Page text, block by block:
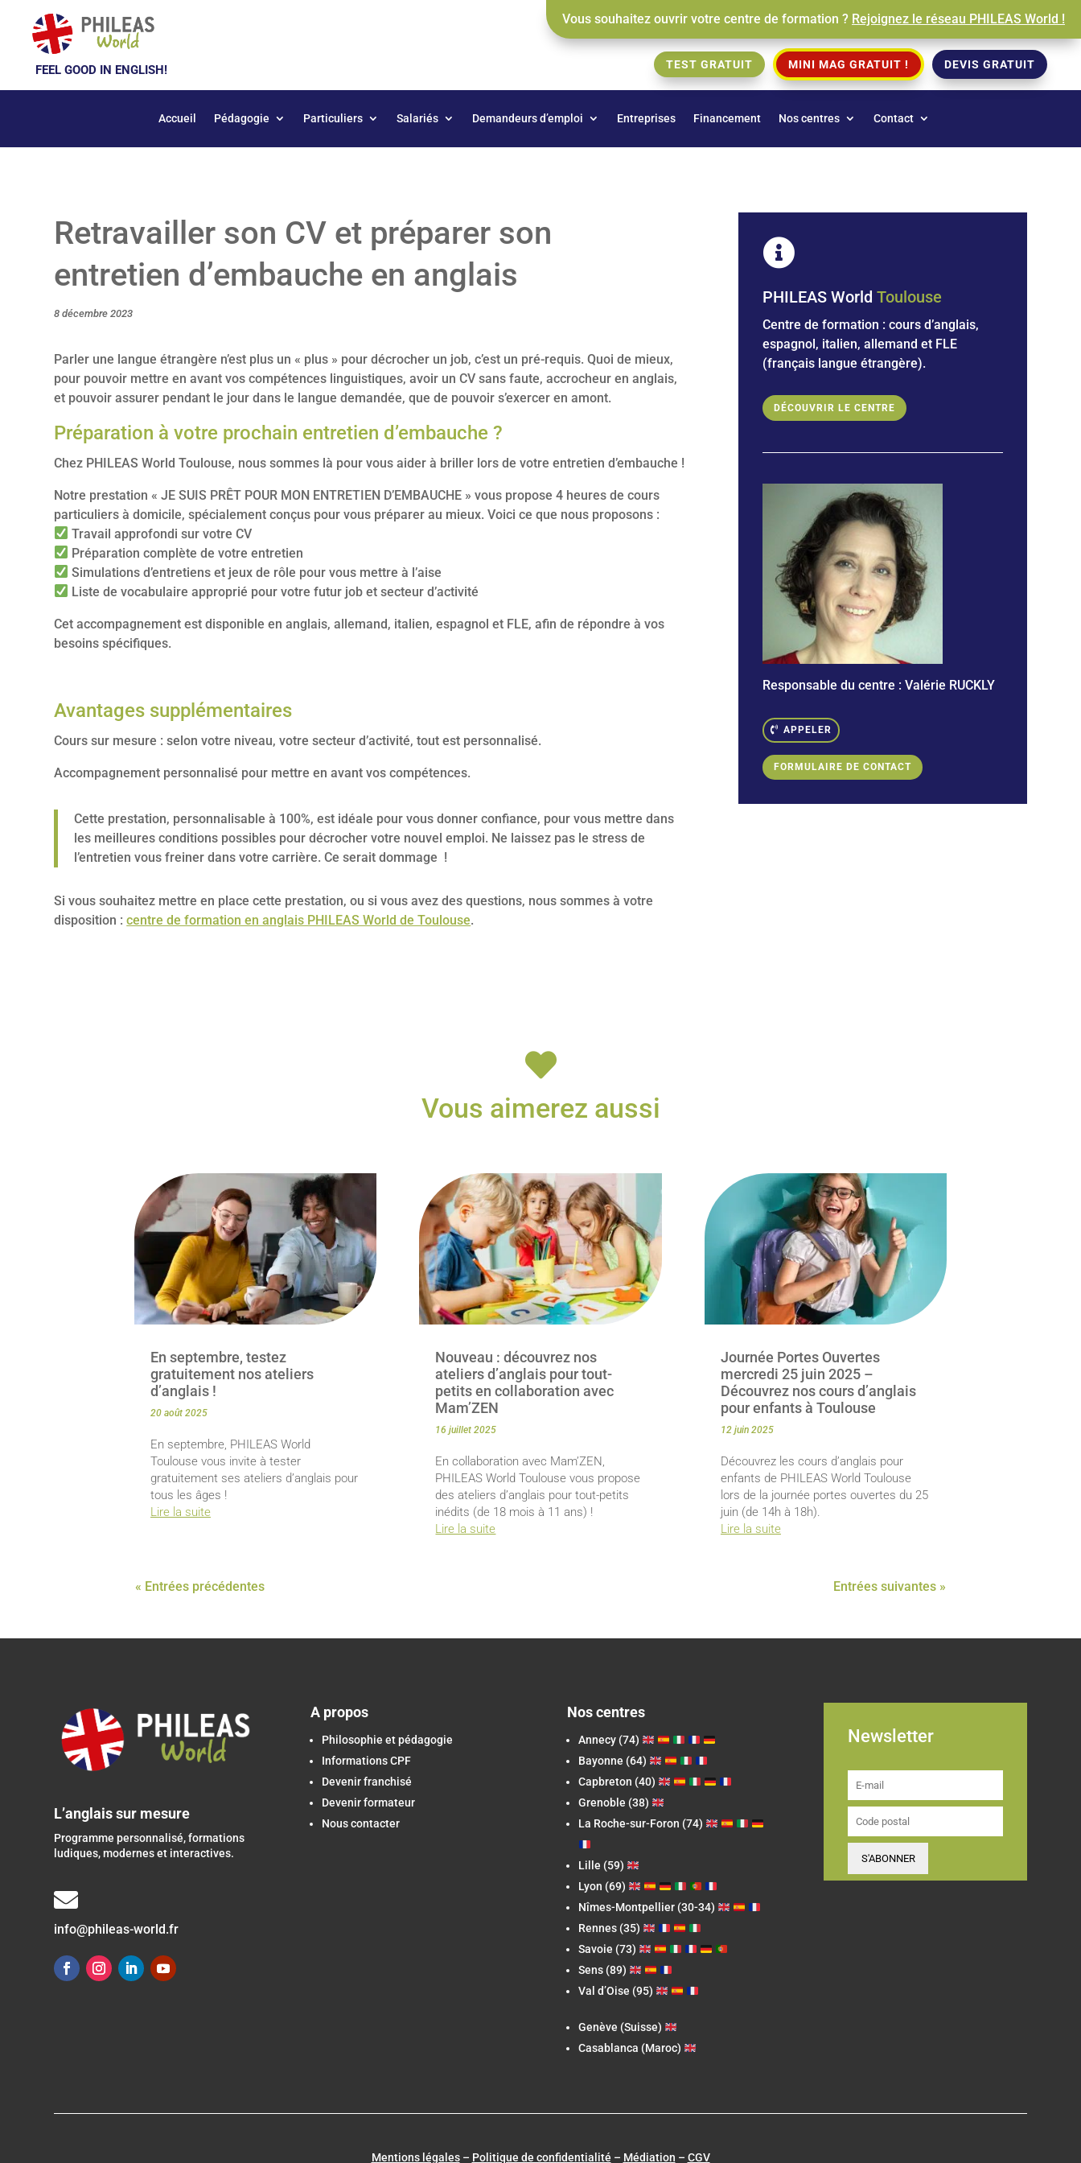
FEEL GOOD IN ENGLISH!
Vous souhaitez ouvrir votre centre de formation ? Rejoignez le réseau PHILEAS World !
TEST GRATUIT MINI MAG GRATUIT ! DEVIS GRATUIT
Accueil Pédagogie Particuliers Salariés Demandeurs d’emploi Entreprises Financement Nos centres Contact
Retravailler son CV et préparer son
entretien d’embauche en anglais
8 décembre 2023
Parler une langue étrangère n’est plus un « plus » pour décrocher un job, c’est un pré-requis. Quoi de mieux,
pour pouvoir mettre en avant vos compétences linguistiques, avoir un CV sans faute, accrocheur en anglais,
et pouvoir assurer pendant le jour dans le langue demandée, que de pouvoir s’exercer en amont.
Préparation à votre prochain entretien d’embauche ?
Chez PHILEAS World Toulouse, nous sommes là pour vous aider à briller lors de votre entretien d’embauche !
Notre prestation « JE SUIS PRÊT POUR MON ENTRETIEN D’EMBAUCHE » vous propose 4 heures de cours
particuliers à domicile, spécialement conçus pour vous préparer au mieux. Voici ce que nous proposons :
Travail approfondi sur votre CV
Préparation complète de votre entretien
Simulations d’entretiens et jeux de rôle pour vous mettre à l’aise
Liste de vocabulaire approprié pour votre futur job et secteur d’activité
Cet accompagnement est disponible en anglais, allemand, italien, espagnol et FLE, afin de répondre à vos
besoins spécifiques.
Avantages supplémentaires
Cours sur mesure : selon votre niveau, votre secteur d’activité, tout est personnalisé.
Accompagnement personnalisé pour mettre en avant vos compétences.
Cette prestation, personnalisable à 100%, est idéale pour vous donner confiance, pour vous mettre dans
les meilleures conditions possibles pour décrocher votre nouvel emploi. Ne laissez pas le stress de
l’entretien vous freiner dans votre carrière. Ce serait dommage !
Si vous souhaitez mettre en place cette prestation, ou si vous avez des questions, nous sommes à votre
disposition :centre de formation en anglais PHILEAS World de Toulouse.

PHILEAS World Toulouse
Centre de formation : cours d’anglais,
espagnol, italien, allemand et FLE
(français langue étrangère).
DÉCOUVRIR LE CENTRE
Responsable du centre : Valérie RUCKLY
APPELER
FORMULAIRE DE CONTACT

Vous aimerez aussi
En septembre, testez
gratuitement nos ateliers
d’anglais !
20 août 2025
En septembre, PHILEAS World
Toulouse vous invite à tester
gratuitement ses ateliers d’anglais pour
tous les âges !
Lire la suite
Nouveau : découvrez nos
ateliers d’anglais pour tout-
petits en collaboration avec
Mam’ZEN
16 juillet 2025
En collaboration avec Mam’ZEN,
PHILEAS World Toulouse vous propose
des ateliers d’anglais pour tout-petits
inédits (de 18 mois à 11 ans) !
Lire la suite
Journée Portes Ouvertes
mercredi 25 juin 2025 –
Découvrez nos cours d’anglais
pour enfants à Toulouse
12 juin 2025
Découvrez les cours d’anglais pour
enfants de PHILEAS World Toulouse
lors de la journée portes ouvertes du 25
juin (de 14h à 18h).
Lire la suite
« Entrées précédentes Entrées suivantes »
L’anglais sur mesure
Programme personnalisé, formations
ludiques, modernes et interactives.

info@phileas-world.fr
A propos
Philosophie et pédagogie
Informations CPF
Devenir franchisé
Devenir formateur
Nous contacter
Nos centres
Annecy (74)
Bayonne (64)
Capbreton (40)
Grenoble (38)
La Roche-sur-Foron (74)
Lille (59)
Lyon (69)
Nîmes-Montpellier (30-34)
Rennes (35)
Savoie (73)
Sens (89)
Val d’Oise (95)
Genève (Suisse)
Casablanca (Maroc)
Newsletter
S'ABONNER
Mentions légales– Politique de confidentialité – Médiation – CGV